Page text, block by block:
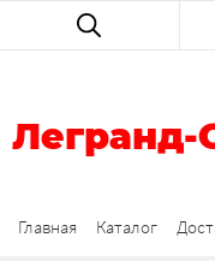
Легранд-
Главная Каталог